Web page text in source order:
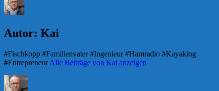
Autor: Kai
#Fischkopp #Familienvater #Ingenieur #Hamradio #Kayaking
#EntrepreneurAlle Beiträge von Kai anzeigen
Autor